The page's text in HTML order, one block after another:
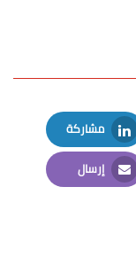
مشاركة
LinkedIn
إرسال
Email